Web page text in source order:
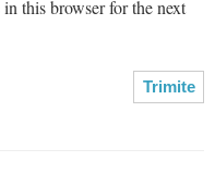
this browser for the next